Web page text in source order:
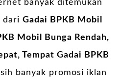
banyak ditemukan
dari Gadai BPKB Mobil
Mobil Bunga Rendah,
Tempat Gadai BPKB
banyak promosi iklan